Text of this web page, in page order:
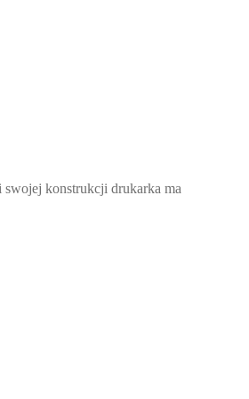
konstrukcji drukarka ma